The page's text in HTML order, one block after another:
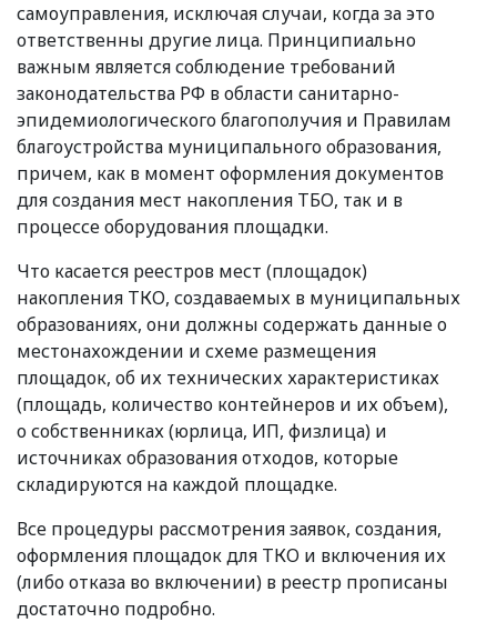
самоуправления, исключая случаи, когда за это
ответственны другие лица. Принципиально
важным является соблюдение требований
законодательства РФ в области санитарно-
эпидемиологического благополучия и Правилам
благоустройства муниципального образования,
причем, как в момент оформления документов
для создания мест накопления ТБО, так и в
процессе оборудования площадки.
Что касается реестров мест (площадок)
накопления ТКО, создаваемых в муниципальных
образованиях, они должны содержать данные о
местонахождении и схеме размещения
площадок, об их технических характеристиках
(площадь, количество контейнеров и их объем),
о собственниках(юрлица, ИП, физлица) и
источниках образования отходов, которые
складируются на каждой площадке.
Все процедуры рассмотрения заявок, создания,
оформления площадок для ТКО и включения их
(либо отказа во включении) в реестр прописаны
достаточно подробно.